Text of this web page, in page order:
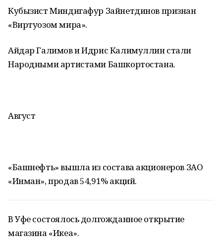
Кубызист Миндигафур Зайнетдинов признан
«Виртуозом мира».
Айдар Галимов и Идрис Калимуллин стали
Народными артистами Башкортостана.
Август
«Башнефть» вышла из состава акционеров ЗАО
«Инман», продав 54,91% акций.
В Уфе состоялось долгожданное открытие
магазина «Икеа».